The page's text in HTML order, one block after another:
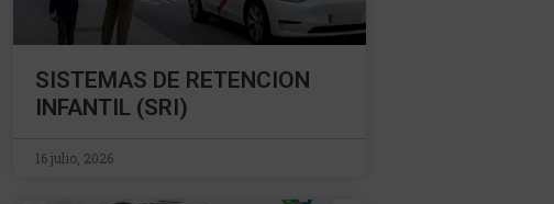
SISTEMAS DE RETENCION
INFANTIL (SRI)
16 julio, 2026